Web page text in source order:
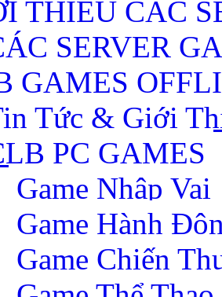
THIỆU CÁC
SERVER
GAMES
Tức & Giới
PC GAMES
Game Nhập Vai
Game Hành
Game Chiến